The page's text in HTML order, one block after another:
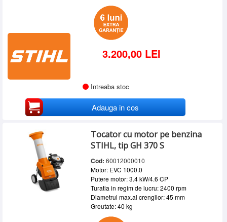
3.200,00 LEI
Intreaba stoc
Adauga in cos
Tocator cu motor pe benzina
STIHL, tip GH 370 S
Cod: 60012000010
Motor: EVC 1000.0
Putere motor: 3.4 kW/4.6 CP
Turatia in regim de lucru: 2400 rpm
Diametrul max.al crengilor: 45 mm
Greutate: 40 kg